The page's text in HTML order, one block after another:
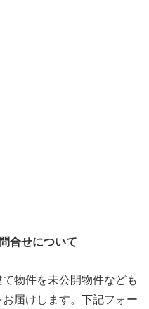
合せについて
物件を未公開物件なども
届けします。下記フォー